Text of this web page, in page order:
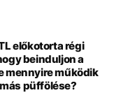
előkotorta régi
beinduljon a
mennyire működik
püffölése?